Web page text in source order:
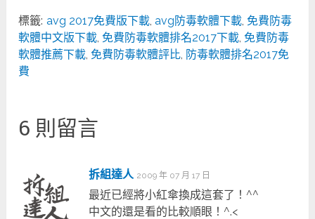
標籤: avg 2017免費版下載 ,avg防毒軟體下載 免費防毒
軟體中文版下載 免費防毒軟體排名2017下載 免費防毒
軟體推薦下載 免費防毒軟體評比 防毒軟體排名2017免
費
6 則留言
拆組達人 2009 年 07 月 17 日
最近已經將小紅傘換成這套了！^^
中文的還是看的比較順眼！^.<